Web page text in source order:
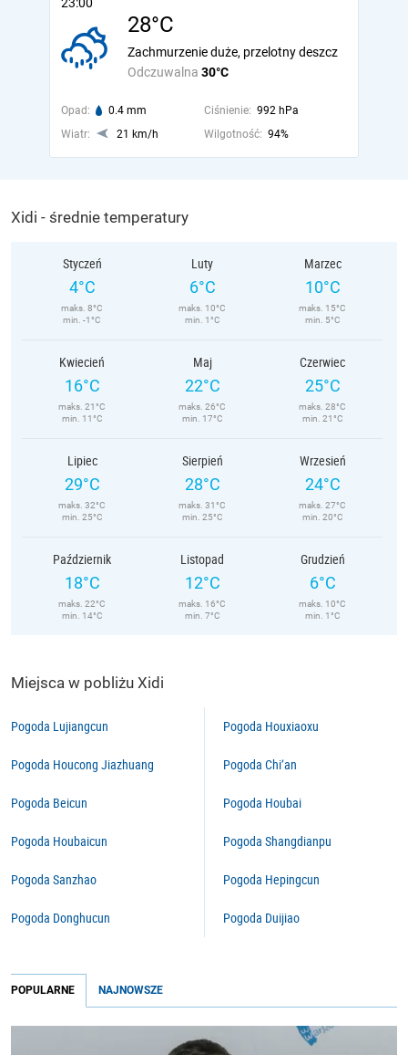
28°C
Odczuwalna 30°C
Zachmurzenie duże, przelotny deszcz
Opad: 0.4 mm Ciśnienie: 992 hPa
Wiatr:
21 km/h Wilgotność: 94%
Xidi - średnie temperatury
Styczeń
4°C
maks. 8°C
min. -1°C
Luty
6°C
maks. 10°C
min. 1°C
Marzec
10°C
maks. 15°C
min. 5°C
Kwiecień
16°C
maks. 21°C
min. 11°C
Maj
22°C
maks. 26°C
min. 17°C
Czerwiec
25°C
maks. 28°C
min. 21°C
Lipiec
29°C
maks. 32°C
min. 25°C
Sierpień
28°C
maks. 31°C
min. 25°C
Wrzesień
24°C
maks. 27°C
min. 20°C
Październik
18°C
maks. 22°C
min. 14°C
Listopad
12°C
maks. 16°C
min. 7°C
Grudzień
6°C
maks. 10°C
min. 1°C
Miejsca w pobliżu Xidi
Pogoda Lujiangcun
Pogoda Houcong Jiazhuang
Pogoda Beicun
Pogoda Houbaicun
Pogoda Sanzhao
Pogoda Donghucun
Pogoda Houxiaoxu
Pogoda Chi’an
Pogoda Houbai
Pogoda Shangdianpu
Pogoda Hepingcun
Pogoda Duijiao
POPULARNE NAJNOWSZE